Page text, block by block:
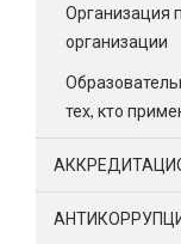
Организация
организации
тех, кто